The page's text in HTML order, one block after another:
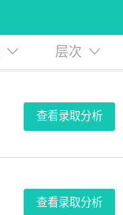
层次
查看录取分析
查看录取分析